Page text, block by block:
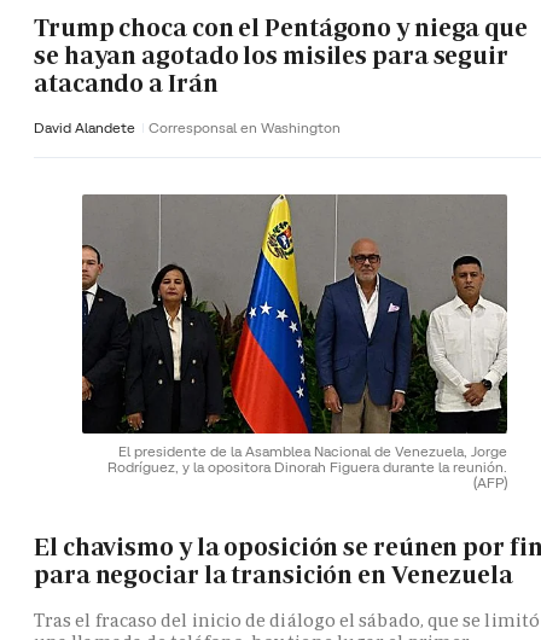
Trump choca con el Pentágono y niega que
se hayan agotado los misiles para seguir
atacando a Irán
David Alandete Corresponsal en Washington
El presidente de la Asamblea Nacional de Venezuela, Jorge
Rodríguez, y la opositora Dinorah Figuera durante la reunión.
(AFP)
El chavismo y la oposición se reúnen por
para negociar la transición en Venezuela
Tras el fracaso del inicio de diálogo el sábado, que se